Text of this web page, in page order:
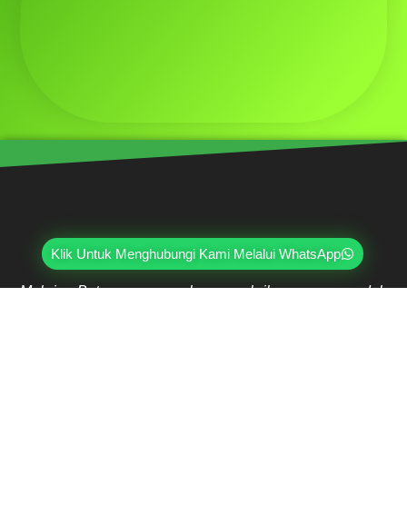
Klik Untuk Menghubungi Kami Melalui WhatsApp
Mahri Beton, merupakan pabrik yang sudah